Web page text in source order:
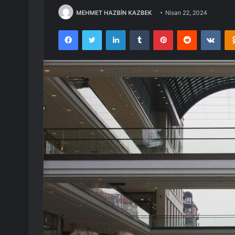
MEHMET HAZBİN KAZBEK Nisan 22, 2024
FacebookTwitter LinkedInTumblr PinterestReddit